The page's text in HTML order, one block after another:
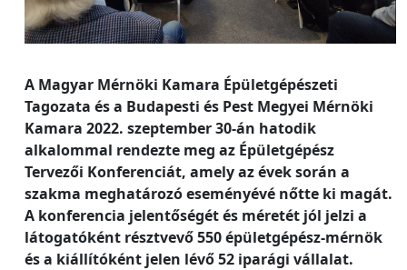
A Magyar Mérnöki Kamara Épületgépészeti
Tagozata és a Budapesti és Pest Megyei Mérnöki
Kamara 2022. szeptember 30-án hatodik
alkalommal rendezte meg az Épületgépész
Tervezői Konferenciát, amely az évek során a
szakma meghatározó eseményévé nőtte ki magát.
A konferencia jelentőségét és méretét jól jelzi a
látogatóként résztvevő 550 épületgépész-mérnök
és a kiállítóként jelen lévő 52 iparági vállalat.